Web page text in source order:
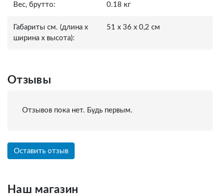
Вес, брутто: 0.18 кг
Габариты см. (длина x
ширина x высота):
51 x 36 x 0,2 см
Отзывы
Отзывов пока нет. Будь первым.
Оставить отзыв
Наш магазин